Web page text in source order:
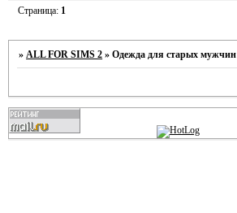
Страница: 1
»ALL FOR SIMS 2 »Одежда для старых мужчин